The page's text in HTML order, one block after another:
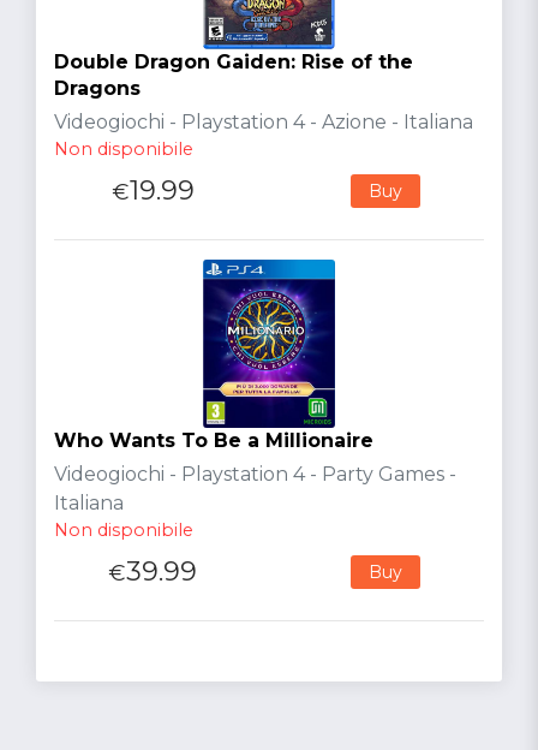
Double Dragon Gaiden: Rise of the
Dragons
Videogiochi - Playstation 4 - Azione - Italiana
Non disponibile
€19.99 Buy
Who Wants To Be a Millionaire
Videogiochi - Playstation 4 - Party Games -
Italiana
Non disponibile
€39.99 Buy